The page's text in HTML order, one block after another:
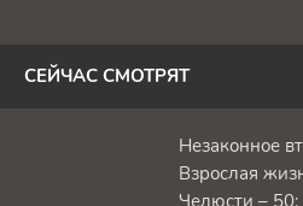
СЕЙЧАС СМОТРЯТ
Незаконное
Взрослая